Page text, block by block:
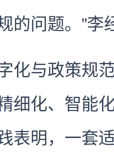
的问题。”李
化与政策规
细化、智能
表明，一套